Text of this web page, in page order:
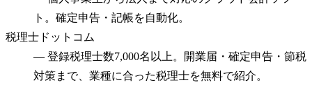
ト。確定申告・記帳を自動化。
税理士ドットコム
— 登録税理士数7,000名以上。開業届・確定申告・節税
対策まで、業種に合った税理士を無料で紹介。